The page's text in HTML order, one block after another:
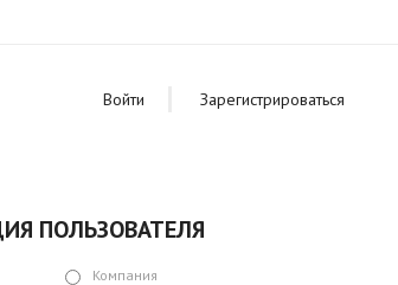
Войти Зарегистрироваться
ПОЛЬЗОВАТЕЛЯ
Компания